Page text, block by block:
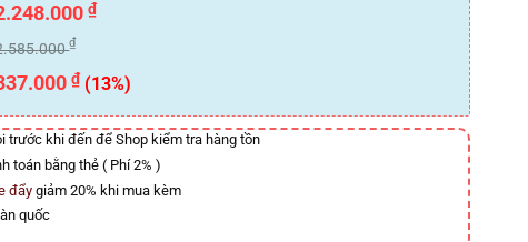
₫
₫
₫ (13%)
trước khi đến để Shop kiểm tra hàng tồn
toán bằng thẻ ( Phí 2% )
đẩygiảm 20% khi mua kèm
quốc